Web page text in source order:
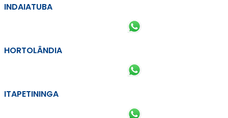
INDAIATUBA
HORTOLÂNDIA
ITAPETININGA